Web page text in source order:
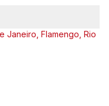
Janeiro, Flamengo, Rio